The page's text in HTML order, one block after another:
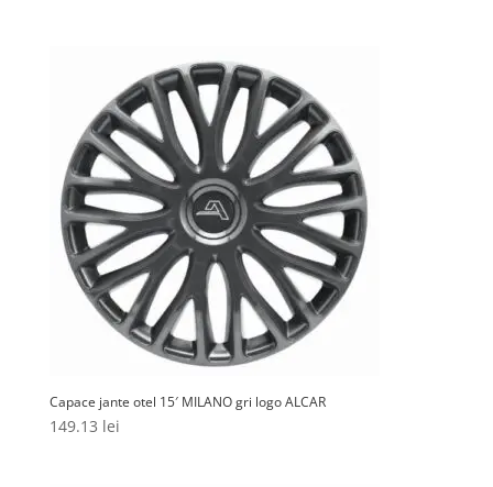
Capace jante otel 15′ MILANO gri logo ALCAR
149.13 lei